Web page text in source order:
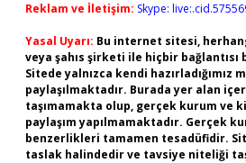
Reklam ve İletişim: Skype:
Yasal Uyarı: Bu internet sitesi,
veya şahıs şirketi ile hiçbir bağlantısı
Sitede yalnızca kendi hazırladığımız
paylaşılmaktadır. Burada yer alan
taşımamakta olup, gerçek kurum ve
paylaşım yapılmamaktadır. Gerçek
benzerlikleri tamamen tesadüfidir.
taslak halindedir ve tavsiye niteliği